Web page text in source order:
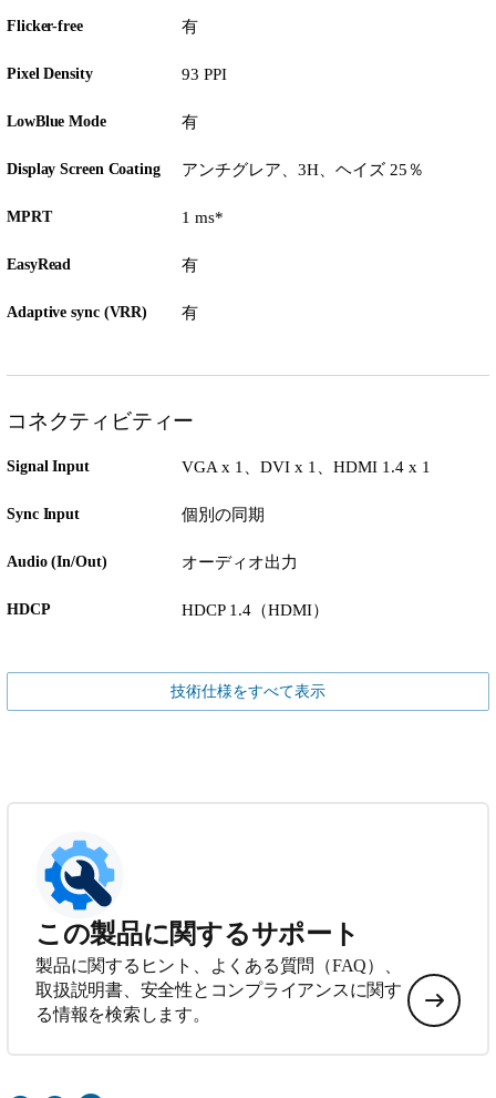
Flicker-free 有
Pixel Density 93 PPI
LowBlue Mode 有
Display Screen Coating アンチグレア、3H、ヘイズ 25％
MPRT 1 ms*
EasyRead 有
Adaptive sync (VRR) 有
コネクティビティー
Signal Input VGA x 1、DVI x 1、HDMI 1.4 x 1
Sync Input 個別の同期
Audio (In/Out) オーディオ出力
HDCP HDCP 1.4（HDMI）
技術仕様をすべて表示
この製品に関するサポート
製品に関するヒント、よくある質問（FAQ）、
取扱説明書、安全性とコンプライアンスに関す
る情報を検索します。